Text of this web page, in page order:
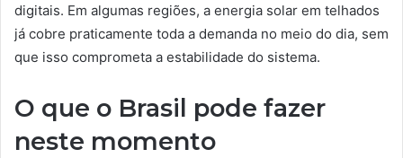
digitais. Em algumas regiões, a energia solar em telhados
já cobre praticamente toda a demanda no meio do dia, sem
que isso comprometa a estabilidade do sistema.
O que o Brasil pode fazer
neste momento